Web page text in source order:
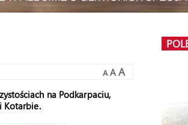
A A A
na Podkarpaciu,
Kotarbie.